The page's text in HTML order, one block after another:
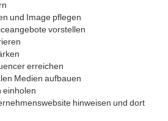
und Image pflegen
vorstellen
erreichen
Medien aufbauen
einholen
hinweisen und dort